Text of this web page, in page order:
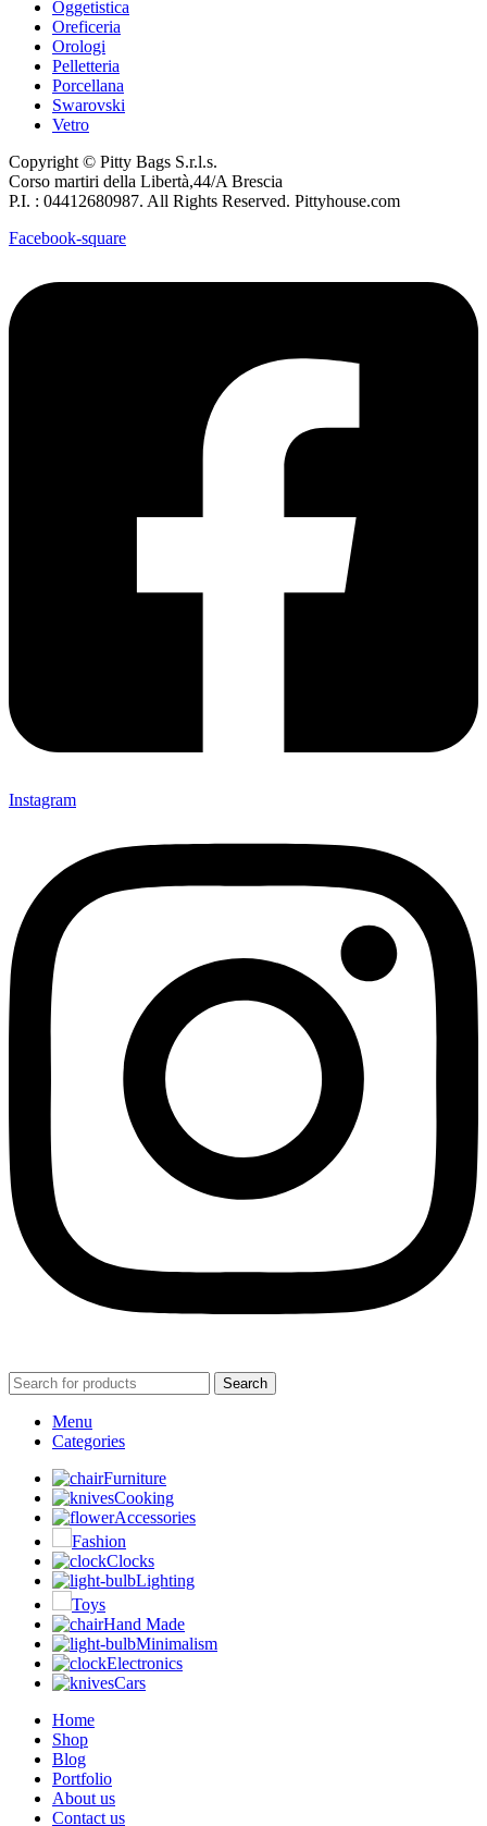
Oggetistica
Oreficeria
Orologi
Pelletteria
Porcellana
Swarovski
Vetro
Copyright © Pitty Bags S.r.l.s.
Corso martiri della Libertà,44/A Brescia
P.I. : 04412680987. All Rights Reserved. Pittyhouse.com
Facebook-square
Instagram
Search
Menu
Categories
Furniture
Cooking
Accessories
Fashion
Clocks
Lighting
Toys
Hand Made
Minimalism
Electronics
Cars
Home
Shop
Blog
Portfolio
About us
Contact us